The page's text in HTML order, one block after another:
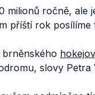
milionů ročně, ale
příští rok posílíme
brněnského
slovy Petra